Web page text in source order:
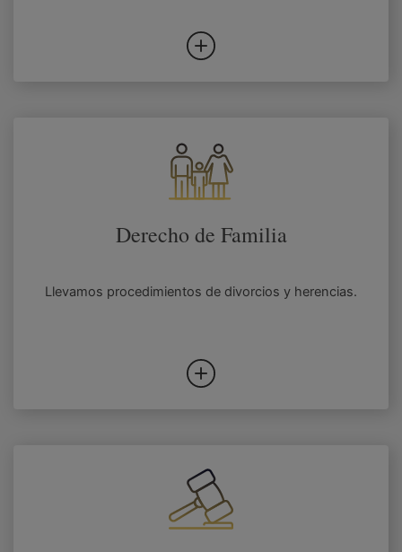
Derecho de Familia
Llevamos procedimientos de divorcios y herencias.